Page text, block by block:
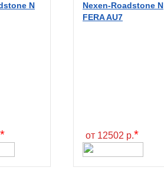
N
*
Nexen-Roadstone N
FERA AU7
от 12502 р.*